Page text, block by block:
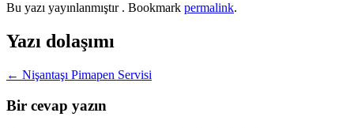
Bu yazı yayınlanmıştır . Bookmark permalink.
Yazı dolaşımı
← Nişantaşı Pimapen Servisi
Bir cevap yazın